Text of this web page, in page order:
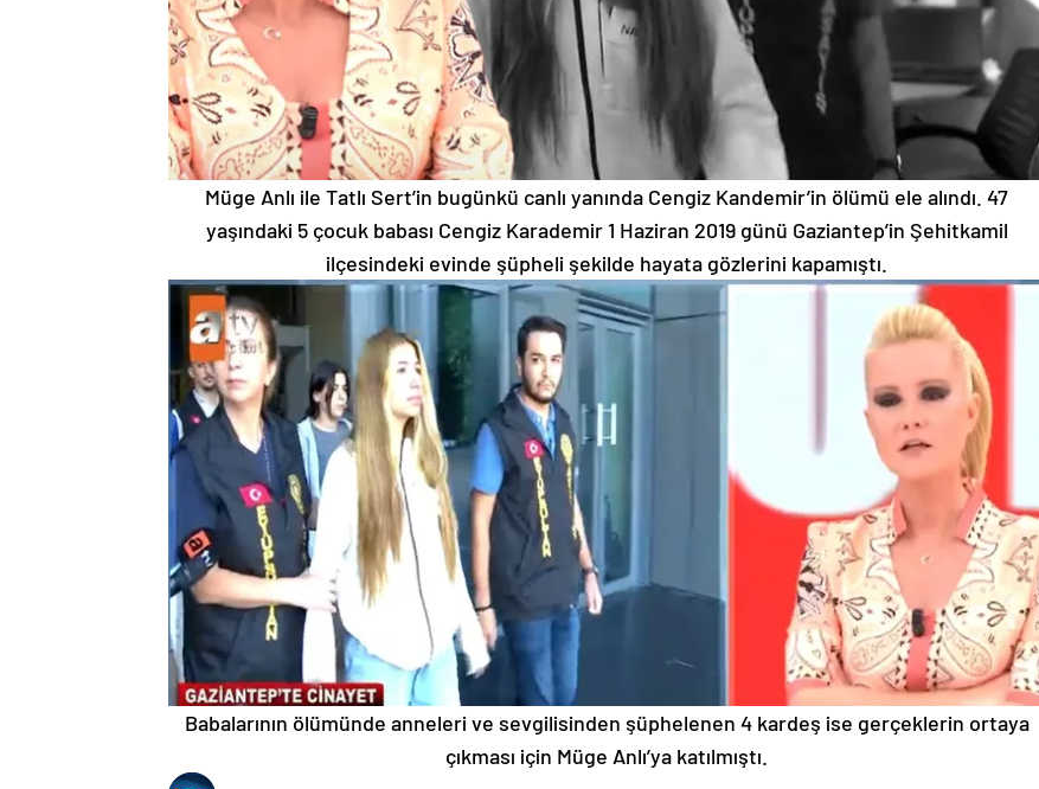
Müge Anlı ile Tatlı Sert’in bugünkü canlı yanında Cengiz Kandemir’in ölümü ele alındı. 47
yaşındaki 5 çocuk babası Cengiz Karademir 1 Haziran 2019 günü Gaziantep’in Şehitkamil
ilçesindeki evinde şüpheli şekilde hayata gözlerini kapamıştı.
Babalarının ölümünde anneleri ve sevgilisinden şüphelenen 4 kardeş ise gerçeklerin ortaya
çıkması için Müge Anlı’ya katılmıştı.